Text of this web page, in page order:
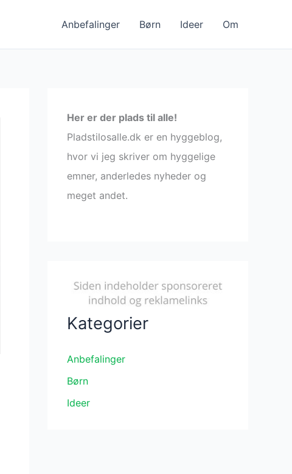
Anbefalinger Børn Ideer Om
Her er der plads til alle!
Pladstilosalle.dk er en hyggeblog,
hvor vi jeg skriver om hyggelige
emner, anderledes nyheder og
meget andet.
Kategorier
Anbefalinger
Børn
Ideer